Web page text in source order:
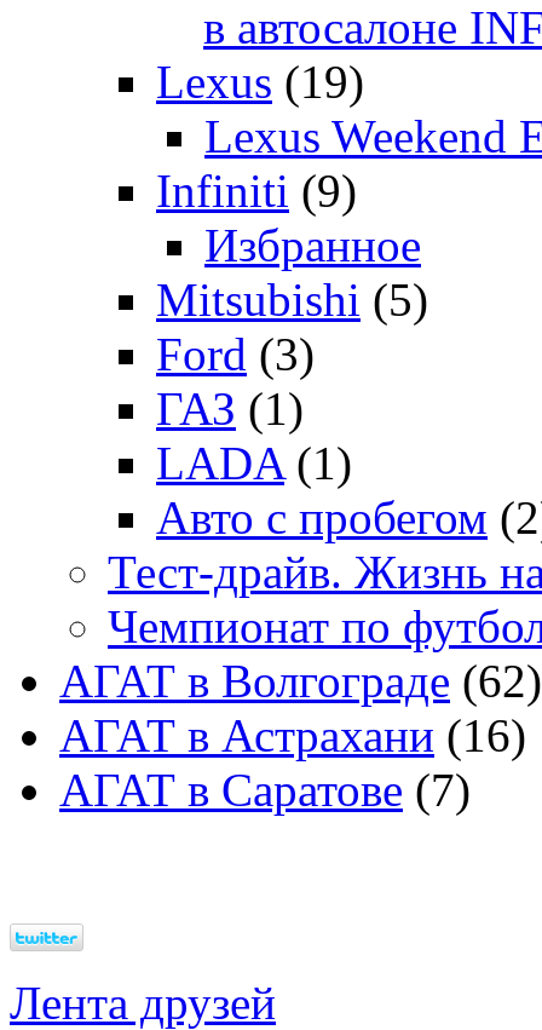
в автосалоне
Lexus (19)
Lexus Weekend
Infiniti (9)
Избранное
Mitsubishi (5)
Ford (3)
ГАЗ (1)
LADA (1)
Авто с пробегом
Тест-драйв. Жизнь
Чемпионат по
АГАТ в Волгограде (62)
АГАТ в Астрахани (16)
АГАТ в Саратове (7)
Лента друзей